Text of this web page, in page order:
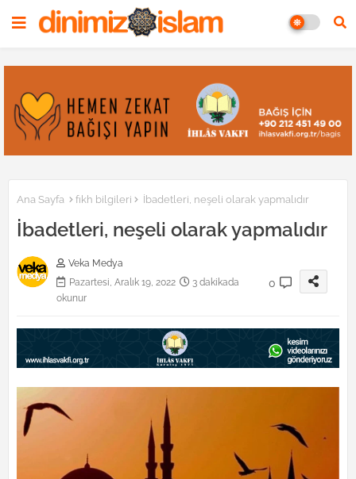
Ana Sayfa fıkh bilgileri İbadetleri, neşeli olarak yapmalıdır
İbadetleri, neşeli olarak yapmalıdır
Veka Medya
Pazartesi, Aralık 19, 2022
3 dakikada
okunur
0